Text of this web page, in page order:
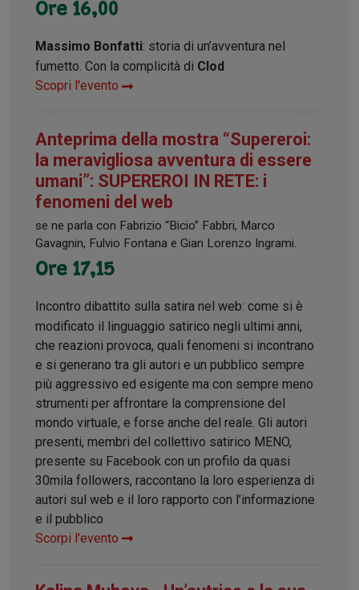
Ore 16,00
Massimo Bonfatti: storia di un’avventura nel
fumetto. Con la complicità di Clod
Scopri l'evento
Anteprima della mostra “Supereroi:
la meravigliosa avventura di essere
umani”: SUPEREROI IN RETE: i
fenomeni del web
se ne parla con Fabrizio “Bicio” Fabbri, Marco
Gavagnin, Fulvio Fontana e Gian Lorenzo Ingrami.
Ore 17,15
Incontro dibattito sulla satira nel web: come si è
modificato il linguaggio satirico negli ultimi anni,
che reazioni provoca, quali fenomeni si incontrano
e si generano tra gli autori e un pubblico sempre
più aggressivo ed esigente ma con sempre meno
strumenti per affrontare la comprensione del
mondo virtuale, e forse anche del reale. Gli autori
presenti, membri del collettivo satirico MENO,
presente su Facebook con un profilo da quasi
30mila followers, raccontano la loro esperienza di
autori sul web e il loro rapporto con l’informazione
e il pubblico
Scorpi l'evento